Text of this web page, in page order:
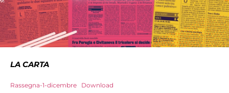
LA CARTA
Rassegna-1-dicembre Download